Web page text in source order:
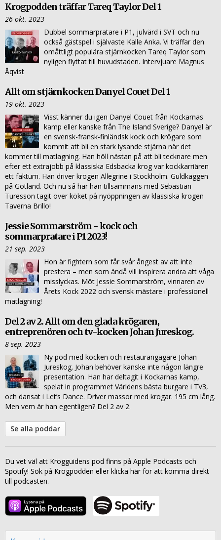
Krogpodden träffar Tareq Taylor Del 1
26 okt. 2023
Dubbel sommarpratare i P1, julvärd i SVT och nu
också gästspel i självaste Kalle Anka. Vi träffar den
omåttligt populära stjärnkocken Tareq Taylor som
nyligen flyttat till huvudstaden. Intervjuare Magnus
Åqvist
Allt om stjärnkocken Danyel Couet Del 1
19 okt. 2023
Visst känner du igen Danyel Couet från Kockarnas
kamp eller kanske från The Island Sverige? Danyel är
en svensk-fransk-finländsk kock och krögare som
kommit att bli en stark lysande stjärna när det
kommer till matlagning. Han höll nästan på att bli tecknare men
efter ett extrajobb på klassiska Edsbacka krog var kockkarriären
ett faktum. Han driver krogen Allegrine i Stockholm. Guldkaggen
på Gotland. Och nu så har han tillsammans med Sebastian
Turesson tagit över köket på nyöppningen av klassiska krogen
Taverna Brillo!
Jessie Sommarström - kock och
sommarpratare i P1 2023!
21 sep. 2023
Hon är fightern som får svår ångest av att inte
prestera – men som ändå vill inspirera andra att våga
misslyckas. Möt Jessie Sommarström, vinnaren av
Årets Kock 2022 och svensk mästare i professionell
matlagning!
Del 2 av 2. Allt om den glada krögaren,
entreprenören och tv-kocken Johan Jureskog.
8 sep. 2023
Ny pod med kocken och restaurangägare Johan
Jureskog. Johan behöver kanske inte någon längre
presentation. Han har deltagit i Kockarnas kamp,
spelat in programmet Världens bästa burgare i TV3,
och dansat i Let’s Dance. Driver massor med krogar. 195 cm lång.
Men vem är han egentligen? Del 2 av 2.
Se alla poddar
Du vet väl att Krogguidens pod finns på Apple Podcasts och
Spotify! Sök på Krogpodden eller klicka här för att komma direkt
till podcasten.